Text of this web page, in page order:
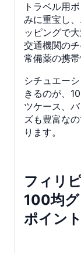
トラベル用
みに重宝し
ッピングで
交通機関の
常備薬の携帯
シチュエー
きるのが、
ツケース、
ズも豊富な
ります。
フィリ
100均
ポイント